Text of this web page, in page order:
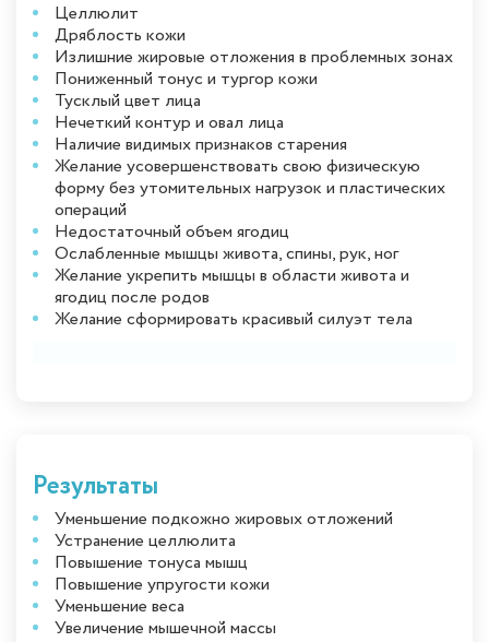
Целлюлит
Дряблость кожи
Излишние жировые отложения в проблемных зонах
Пониженный тонус и тургор кожи
Тусклый цвет лица
Нечеткий контур и овал лица
Наличие видимых признаков старения
Желание усовершенствовать свою физическую
форму без утомительных нагрузок и пластических
операций
Недостаточный объем ягодиц
Ослабленные мышцы живота, спины, рук, ног
Желание укрепить мышцы в области живота и
ягодиц после родов
Желание сформировать красивый силуэт тела
Результаты
Уменьшение подкожно жировых отложений
Устранение целлюлита
Повышение тонуса мышц
Повышение упругости кожи
Уменьшение веса
Увеличение мышечной массы